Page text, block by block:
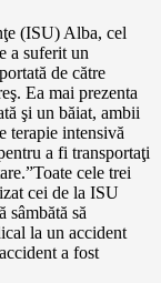
(ISU) Alba, cel
a suferit un
de către
Ea mai prezenta
şi un băiat, ambii
terapie intensivă
a fi transportaţi
cele trei
cei de la ISU
sâmbătă să
la un accident
a fost